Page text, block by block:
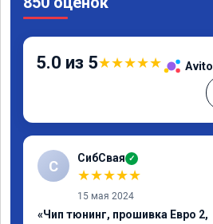
5.0 из 5★★★★★ Avito
С СибСвая ✓
★★★★★
15 мая 2024
«Чип тюнинг, прошивка Евро 2,